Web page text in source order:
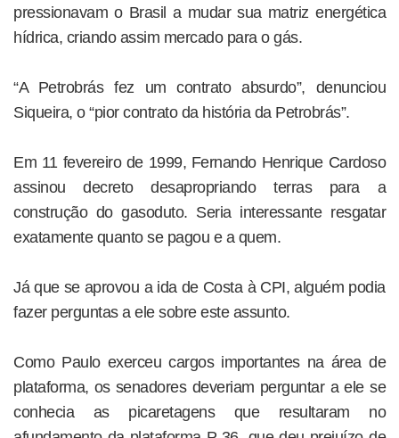
pressionavam o Brasil a mudar sua matriz energética
hídrica, criando assim mercado para o gás.
“A Petrobrás fez um contrato absurdo”, denunciou
Siqueira, o “pior contrato da história da Petrobrás”.
Em 11 fevereiro de 1999, Fernando Henrique Cardoso
assinou decreto desapropriando terras para a
construção do gasoduto. Seria interessante resgatar
exatamente quanto se pagou e a quem.
Já que se aprovou a ida de Costa à CPI, alguém podia
fazer perguntas a ele sobre este assunto.
Como Paulo exerceu cargos importantes na área de
plataforma, os senadores deveriam perguntar a ele se
conhecia as picaretagens que resultaram no